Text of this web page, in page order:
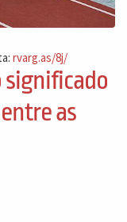
rvarg.as/8j/
significado
as